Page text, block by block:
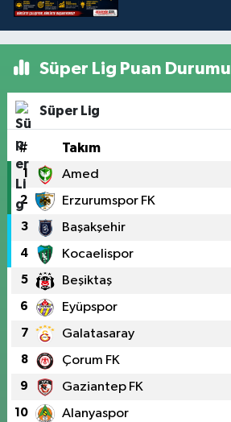
Süper Lig Puan Durumu
Süper Lig
# Takım
1 Amed
2 Erzurumspor FK
3 Başakşehir
4 Kocaelispor
5 Beşiktaş
6 Eyüpspor
7 Galatasaray
8 Çorum FK
9 Gaziantep FK
10 Alanyaspor